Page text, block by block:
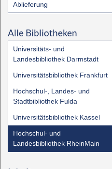
Ablieferung
Alle Bibliotheken
Universitäts- und
Landesbibliothek Darmstadt
Universitätsbibliothek Frankfurt
Hochschul-, Landes- und
Stadtbibliothek Fulda
Universitätsbibliothek Kassel
Hochschul- und
Landesbibliothek RheinMain